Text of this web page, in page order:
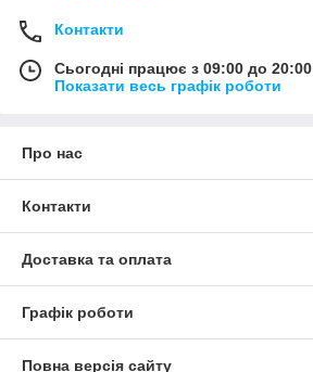
Контакти
Сьогодні працює з 09:00 до 20:00
Показати весь графік роботи
Про нас
Контакти
Доставка та оплата
Графік роботи
Повна версія сайту